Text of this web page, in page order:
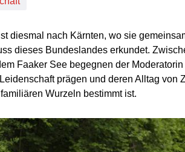
diesmal nach Kärnten, wo sie
dieses Bundeslandes erkundet.
Faaker See begegnen der
prägen und deren Alltag von
Wurzeln bestimmt ist.